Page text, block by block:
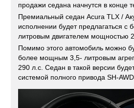
продажи седана начнутся в конце
Премиальный седан Acura TLX /
исполнении будет предлагаться с
литровым двигателем мощностью
Помимо этого автомобиль можно
более мощным 3,5- литровым
290 л.с. Седан в такой версии
системой полного привода SH-AWD.